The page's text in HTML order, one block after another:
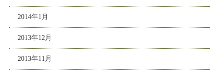
2014年1月
2013年12月
2013年11月